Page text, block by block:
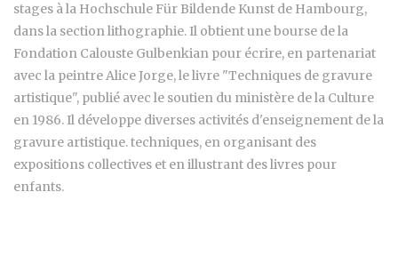
stages à la Hochschule Für Bildende Kunst de Hambourg,
dans la section lithographie. Il obtient une bourse de la
Fondation Calouste Gulbenkian pour écrire, en partenariat
avec la peintre Alice Jorge, le livre "Techniques de gravure
artistique", publié avec le soutien du ministère de la Culture
en 1986. Il développe diverses activités d'enseignement de la
gravure artistique. techniques, en organisant des
expositions collectives et en illustrant des livres pour
enfants.